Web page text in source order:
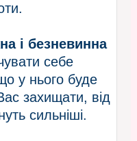
і безневинна
себе
у нього буде
захищати, від
сильніші.